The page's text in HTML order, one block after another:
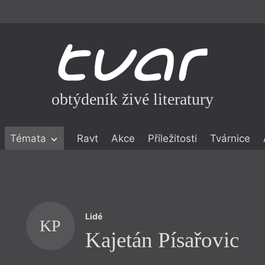
obtýdeník živé literatury
Témata Ravt Akce Příležitosti Tvárnice
KP Lidé
Kajetán Písařovic